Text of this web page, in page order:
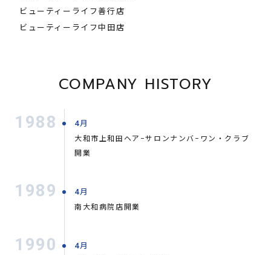
ビューティーライフ善行店
ビューティーライフ中田店
COMPANY HISTORY
1988 4月
大和市上和田ヘア−サロンナンバ−ワン・クラブ
開業
1989 4月
南大和病院店開業
1990 4月